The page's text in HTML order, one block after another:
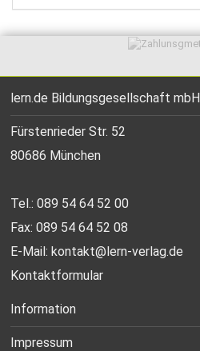
lern.de Bildungsgesellschaft mbH
Fürstenrieder Str. 52
80686 München
Tel.: 089 54 64 52 00
Fax: 089 54 64 52 08
E-Mail:kontakt@lern-verlag.de
Kontaktformular
Information
Impressum